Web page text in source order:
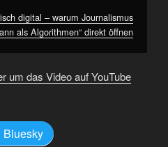
digital – warum Journalismus
als Algorithmen“ direkt öffnen
um das Video auf YouTube
Bluesky